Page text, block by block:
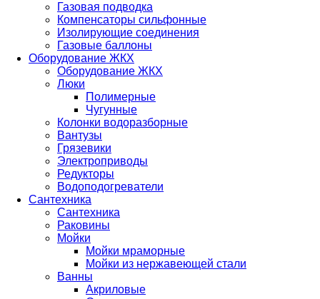
Газовая подводка
Компенсаторы сильфонные
Изолирующие соединения
Газовые баллоны
Оборудование ЖКХ
Оборудование ЖКХ
Люки
Полимерные
Чугунные
Колонки водоразборные
Вантузы
Грязевики
Электроприводы
Редукторы
Водоподогреватели
Сантехника
Сантехника
Раковины
Мойки
Мойки мраморные
Мойки из нержавеющей стали
Ванны
Акриловые